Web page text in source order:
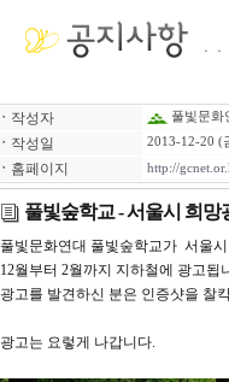
ㆍ 작성자 풀빛문화
ㆍ 작성일 2013-12-20 (
ㆍ 홈페이지 http://
풀빛숲학교 - 서울시 희망
풀빛문화연대 풀빛숲학교가 서울
12월부터 2월까지 지하철에 광고됩
광고를 발견하신 분은 인증샷을 찰
광고는 요렇게 나갑니다.